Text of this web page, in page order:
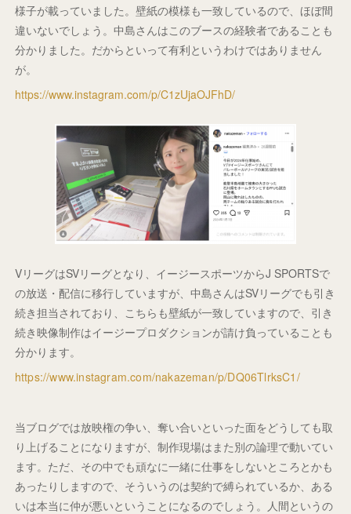
様子が載っていました。壁紙の模様も一致しているので、ほぼ間
違いないでしょう。中島さんはこのブースの経験者であることも
分かりました。だからといって有利というわけではありません
が。
https://www.instagram.com/p/C1zUjaOJFhD/
VリーグはSVリーグとなり、イージースポーツからJ SPORTSで
の放送・配信に移行していますが、中島さんはSVリーグでも引き
続き担当されており、こちらも壁紙が一致していますので、引き
続き映像制作はイージープロダクションが請け負っていることも
分かります。
https://www.instagram.com/nakazeman/p/DQ06TlrksC1/
当ブログでは放映権の争い、奪い合いといった面をどうしても取
り上げることになりますが、制作現場はまた別の論理で動いてい
ます。ただ、その中でも頑なに一緒に仕事をしないところとかも
あったりしますので、そういうのは契約で縛られているか、ある
いは本当に仲が悪いということになるのでしょう。人間というの